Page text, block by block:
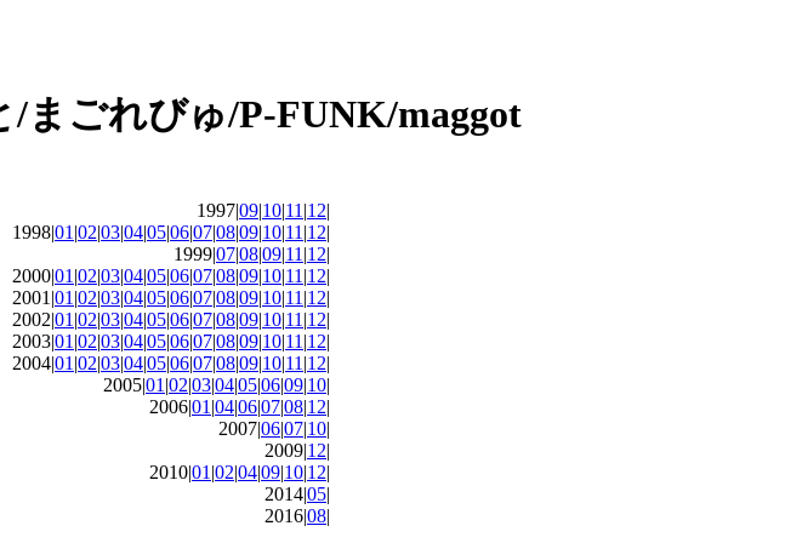
1997|09|10|11 |12|
1998|01 |02|03|04|05|06|07|08|09|10|11 |12|
1999|07|08|09|11 |12|
2000|01 |02|03|04|05|06|07|08|09|10|11 |12|
2001|01 |02|03|04|05|06|07|08|09|10|11 |12|
2002|01 |02|03|04|05|06|07|08|09|10|11 |12|
2003|01 |02|03|04|05|06|07|08|09|10|11 |12|
2004|01 |02|03|04|05|06|07|08|09|10|11 |12|
2005|01 |02|03|04|05|06|09|10|
2006|01 |04|06|07|08|12|
2007|06|07|10|
2009|12|
2010|01 |02|04|09|10|12|
2014|05|
2016|08|